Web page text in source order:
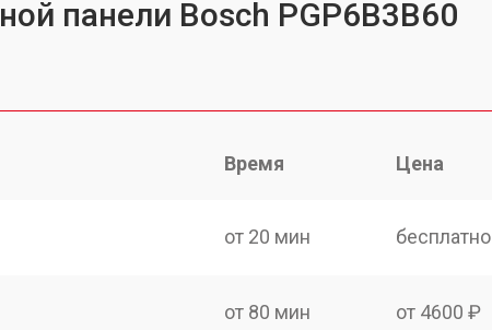
панели Bosch PGP6B3B60
Время Цена
от 20 мин бесплатно
от 80 мин от 4600 ₽